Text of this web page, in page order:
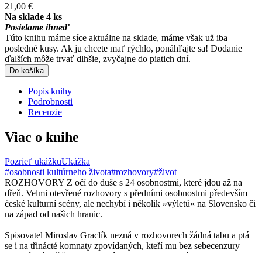
21,00 €
Na sklade 4 ks
Posielame ihneď
Túto knihu máme síce aktuálne na sklade, máme však už iba
posledné kusy. Ak ju chcete mať rýchlo, ponáhľajte sa! Dodanie
ďalších môže trvať dlhšie, zvyčajne do piatich dní.
Do košíka
Popis knihy
Podrobnosti
Recenzie
Viac o knihe
Pozrieť ukážkuUkážka
#osobnosti kultúrneho života#rozhovory#život
ROZHOVORY Z očí do duše s 24 osobnostmi, které jdou až na
dřeň. Velmi otevřené rozhovory s předními osobnostmi především
české kulturní scény, ale nechybí i několik »výletů« na Slovensko či
na západ od našich hranic.
Spisovatel Miroslav Graclík nezná v rozhovorech žádná tabu a ptá
se i na třinácté komnaty zpovídaných, kteří mu bez sebecenzury